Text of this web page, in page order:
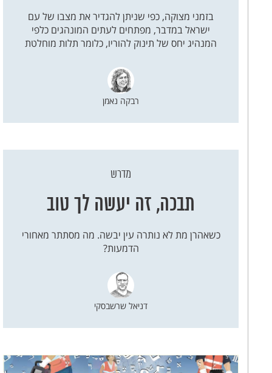
בזמני מצוקה, כפי שניתן להגדיר את מצבו של עם
ישראל במדבר, מפתחים לעתים המונהגים כלפי
המנהיג יחס של תינוק להוריו, כלומר תלות מוחלטת
רבקה נאמן
מדרש
תבכה, זה יעשה לך טוב
כשאהרן מת לא נותרה עין יבשה. מה מסתתר מאחורי
הדמעות?
דניאל שרשבסקי